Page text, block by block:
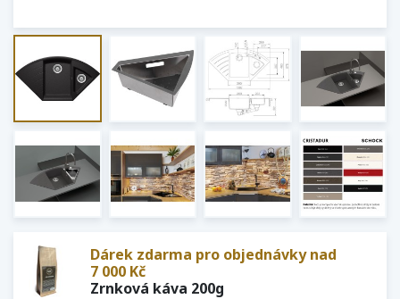
Dárek zdarma pro objednávky nad
7 000 Kč
Zrnková káva 200g